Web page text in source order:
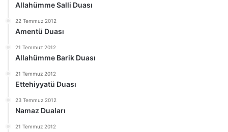
Allahümme Salli Duası
22 Temmuz 2012
Amentü Duası
21 Temmuz 2012
Allahümme Barik Duası
21 Temmuz 2012
Ettehiyyatü Duası
23 Temmuz 2012
Namaz Duaları
21 Temmuz 2012